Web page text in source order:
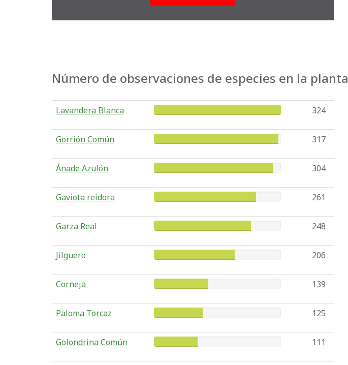
Número de observaciones de especies en la planta
Lavandera Blanca 324
Gorrión Común 317
Ánade Azulón 304
Gaviota reidora 261
Garza Real 248
Jilguero 206
Corneja 139
Paloma Torcaz 125
Golondrina Común 111